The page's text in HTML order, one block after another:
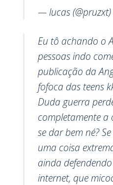
— lucas (@pruzxt)
Eu tô achando o
pessoas indo
publicação da
fofoca das teens
Duda guerra
completamente
se dar bem né?
uma coisa
ainda
internet, que